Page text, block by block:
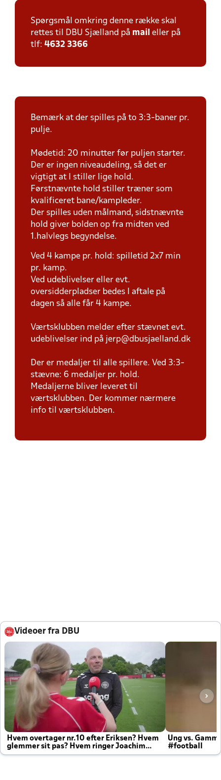
Spørgsmål omkring denne række skal
rettes til DBU Sjælland på mail eller på
tlf: 4632 3366
Bemærk at der spilles på to 3:3-baner pr.
pulje.
Mødetid: 20 minutter før puljen starter.
Der er ingen niveaudeling, så det er
vigtigt at I stiller lige hold.
Førstnævnte hold stiller træner som
kvalificeret bane/kampleder.
Der spilles uden målmand, sidstnævnte
hold giver bolden op fra midten ved
1.halvlegs begyndelse.
Ved 4 kampe pr. hold: spilletid 2x7 min
pr. kamp.
Ved udeblivelser eller evt.
oversidderpladser bedes I aftale på
dagen så alle får 4 kampe.
Værtsklubben melder efter stævnet evt.
udeblivelser ind på jerp@dbusjaelland.dk
Der er medaljer til alle spillere. Ved 3:3-
stævne: 6 medaljer pr. hold.
Medaljerne bliver leveret til
værtsklubben. Der kommer nærmere
info til værtsklubben.
Videoer fra DBU
Hvem overtager nr.10 efter Eriksen? Hvem
glemmer sit pas? Hvem ringer Joachim
altid til efter kampe?
Ung vs.
#football